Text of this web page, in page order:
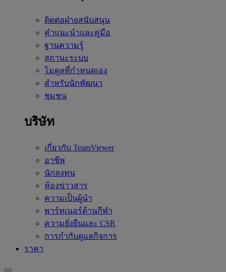
ติดต่อฝ่ายสนับสนุน
คำแนะนำและคู่มือ
ฐานความรู้
สถานะระบบ
โมดูลที่กำหนดเอง
สำหรับนักพัฒนา
ชุมชน
บริษัท
เกี่ยวกับ TeamViewer
อาชีพ
นักลงทุน
ห้องข่าวสาร
ความเป็นผู้นำ
พาร์ทเนอร์ด้านกีฬา
ความยั่งยืนและ CSR
การกำกับดูแลกิจการ
ราคา